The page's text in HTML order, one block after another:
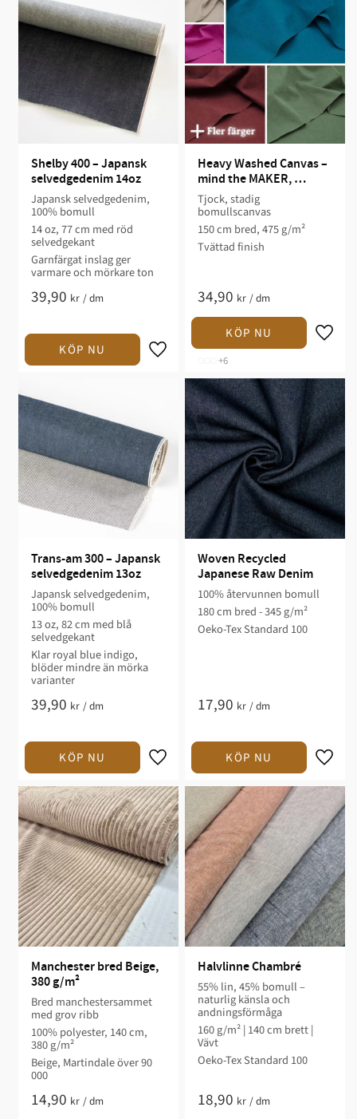
Shelby 400 – Japansk
selvedgedenim 14oz
Japansk selvedgedenim,
100% bomull
14 oz, 77 cm med röd
selvedgekant
Garnfärgat inslag ger
varmare och mörkare ton
39,90 kr /dm
Heavy Washed Canvas –
mind the MAKER,
tvättad bomullscanvas
Tjock, stadig
bomullscanvas
150 cm bred, 475 g/m²
Tvättad finish
34,90 kr /dm
+6
Trans-am 300 – Japansk
selvedgedenim 13oz
Japansk selvedgedenim,
100% bomull
13 oz, 82 cm med blå
selvedgekant
Klar royal blue indigo,
blöder mindre än mörka
varianter
39,90 kr /dm
Woven Recycled
Japanese Raw Denim
100% återvunnen bomull
180 cm bred - 345 g/m²
Oeko-Tex Standard 100
17,90 kr /dm
Manchester bred Beige,
380 g/m²
Bred manchestersammet
med grov ribb
100% polyester, 140 cm,
380 g/m²
Beige, Martindale över 90
000
14,90 kr /dm
Halvlinne Chambré
55% lin, 45% bomull –
naturlig känsla och
andningsförmåga
160 g/m² | 140 cm brett |
Vävt
Oeko-Tex Standard 100
18,90 kr /dm